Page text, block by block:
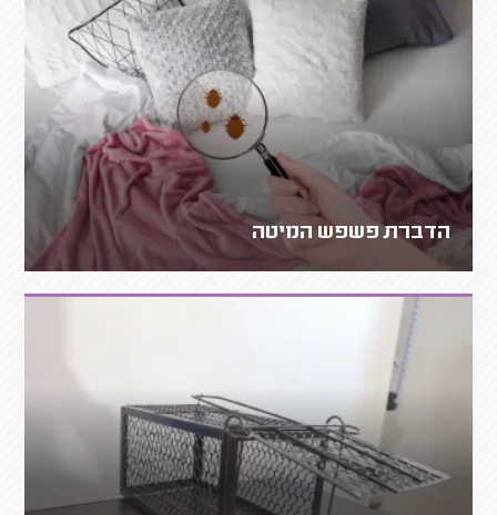
הדברת פשפש המיטה